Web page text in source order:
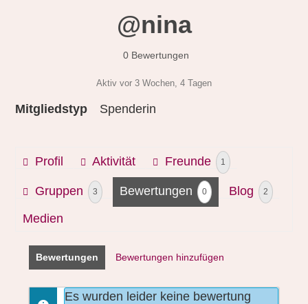
@nina
0 Bewertungen
Aktiv vor 3 Wochen, 4 Tagen
Mitgliedstyp Spenderin
Profil Aktivität Freunde 1
Gruppen 3 Bewertungen 0 Blog 2
Medien
Bewertungen Bewertungen hinzufügen
Es wurden leider keine bewertung